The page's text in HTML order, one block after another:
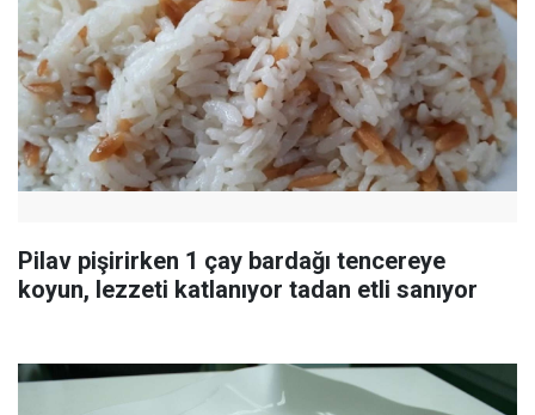
Pilav pişirirken 1 çay bardağı tencereye
koyun, lezzeti katlanıyor tadan etli sanıyor